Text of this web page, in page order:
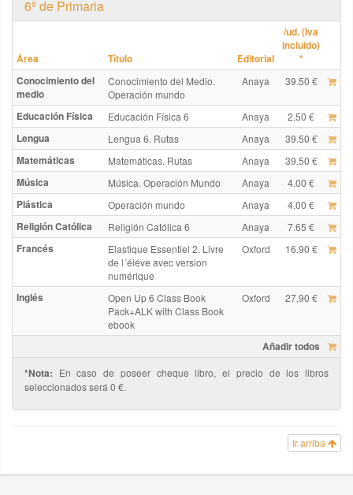
6º de Primaria
Área Título Editorial
/ud. (Iva
incluido)
*
Conocimiento del
medio
Conocimiento del Medio.
Operación mundo
Anaya 39.50 €
Educación Física Educación Física 6 Anaya 2.50 €
Lengua Lengua 6. Rutas Anaya 39.50 €
Matemáticas Matemáticas. Rutas Anaya 39.50 €
Música Música. Operación Mundo Anaya 4.00 €
Plástica Operación mundo Anaya 4.00 €
Religión Católica Religión Católica 6 Anaya 7.65 €
Francés
Elastique Essentiel 2. Livre
de l´éléve avec version
numérique
Oxford 16.90 €
Inglés
Open Up 6 Class Book
Pack+ALK with Class Book
ebook
Oxford 27.90 €
Añadir todos
*Nota: En caso de poseer cheque libro, el precio de los libros
seleccionados será 0 €.
Ir arriba